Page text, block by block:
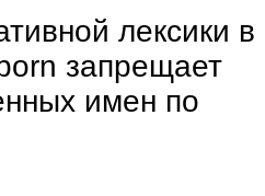
лексики в
запрещает
имен по